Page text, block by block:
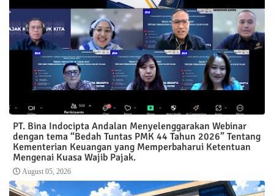
PT. Bina Indocipta Andalan Menyelenggarakan Webinar
dengan tema “Bedah Tuntas PMK 44 Tahun 2026” Tentang
Kementerian Keuangan yang Memperbaharui Ketentuan
Mengenai Kuasa Wajib Pajak.
August 05, 2026